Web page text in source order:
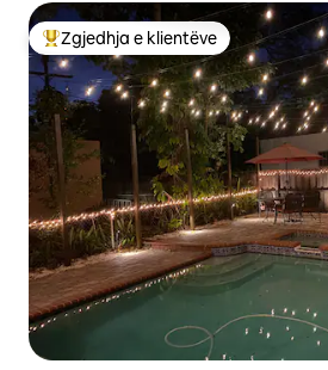
Më të mirat e zgjedhjeve të klientëve
Zgjedhja e klientëve